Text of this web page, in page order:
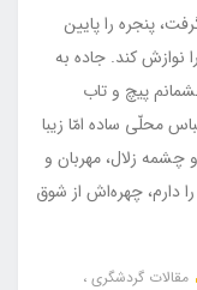
پنجره را پایین
نوازش کند. جاده به
پیچ و تاب
محلّی ساده امّا زیبا
زلال، مهربان و
دارم، چهره‌اش از شوق
مقالات گردشگری